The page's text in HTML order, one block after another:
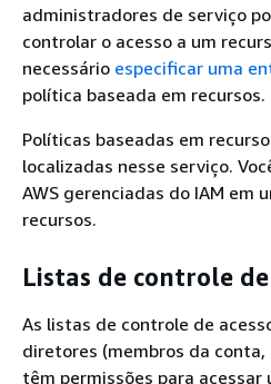
administradores de serviço
controlar o acesso a um
necessário especificar uma
política baseada em recursos.
Políticas baseadas em
localizadas nesse serviço.
AWS gerenciadas do IAM em
recursos.
Listas de controle de
As listas de controle de
diretores (membros da conta,
têm permissões para acessar